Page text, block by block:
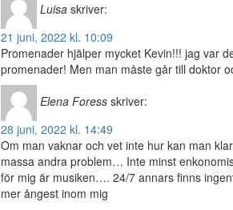
Luisa skriver:
21 juni, 2022 kl. 10:09
Promenader hjälper mycket Kevin!!! jag var
promenader! Men man måste går till doktor
Elena Foress skriver:
28 juni, 2022 kl. 14:49
Om man vaknar och vet inte hur kan man
massa andra problem… Inte minst
för mig är musiken…. 24/7 annars finns
mer ångest inom mig